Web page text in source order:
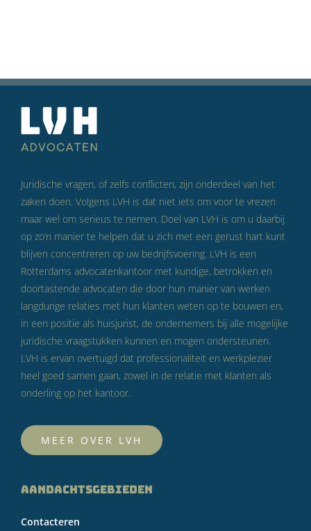
Juridische vragen, of zelfs conflicten, zijn onderdeel van het
zaken doen. Volgens LVH is dat niet iets om voor te vrezen
maar wel om serieus te nemen. Doel van LVH is om u daarbij
op zo’n manier te helpen dat u zich met een gerust hart kunt
blijven concentreren op uw bedrijfsvoering. LVH is een
Rotterdams advocatenkantoor met kundige, betrokken en
doortastende advocaten die door hun manier van werken
langdurige relaties met hun klanten weten op te bouwen en,
in een positie als huisjurist, de ondernemers bij alle mogelijke
juridische vraagstukken kunnen en mogen ondersteunen.
LVH is ervan overtuigd dat professionaliteit en werkplezier
heel goed samen gaan, zowel in de relatie met klanten als
onderling op het kantoor.
MEER OVER LVH
AANDACHTSGEBIEDEN
Contacteren